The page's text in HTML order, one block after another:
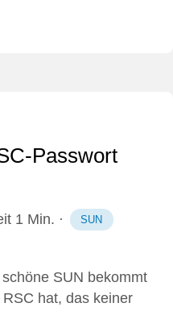
Passwort
1 Min. · SUN
SUN bekommt
hat, das keiner